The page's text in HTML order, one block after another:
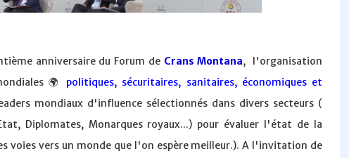
anniversaire du Forum de Crans Montana, l'organisation
🌍 politiques, sécuritaires, sanitaires, économiques et
mondiaux d'influence sélectionnés dans divers secteurs (
Diplomates, Monarques royaux...) pour évaluer l'état de la
voies vers un monde que l'on espère meilleur.). A l'invitation de